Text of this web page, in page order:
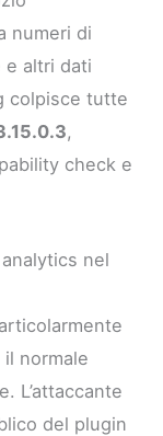
numeri di
e altri dati
colpisce tutte
,
check e
nel
normale
L’attaccante
del plugin